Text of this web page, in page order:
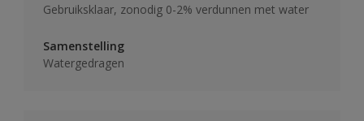
Gebruiksklaar, zonodig 0-2% verdunnen met water
Samenstelling
Watergedragen